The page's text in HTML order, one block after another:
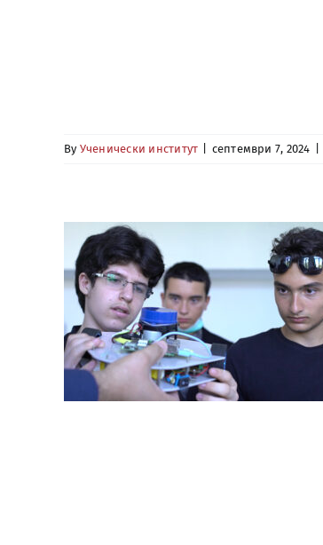
By Ученически институт септември 7, 2024